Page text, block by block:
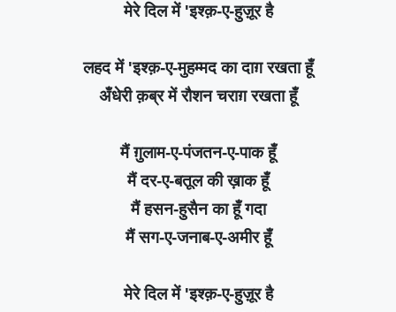
मेरे दिल में 'इश्क़-ए-हुज़ूर है
लहद में 'इश्क़-ए-मुहम्मद का दाग़ रखता हूँ
अँधेरी क़ब्र में रौशन चराग़ रखता हूँ
मैं ग़ुलाम-ए-पंजतन-ए-पाक हूँ
मैं दर-ए-बतूल की ख़ाक हूँ
मैं हसन-हुसैन का हूँ गदा
मैं सग-ए-जनाब-ए-अमीर हूँ
मेरे दिल में 'इश्क़-ए-हुज़ूर है